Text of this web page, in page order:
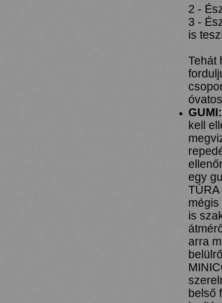
2 -
3 -
is
Tehát
GUMI:
kell
egy
is
arra
belső